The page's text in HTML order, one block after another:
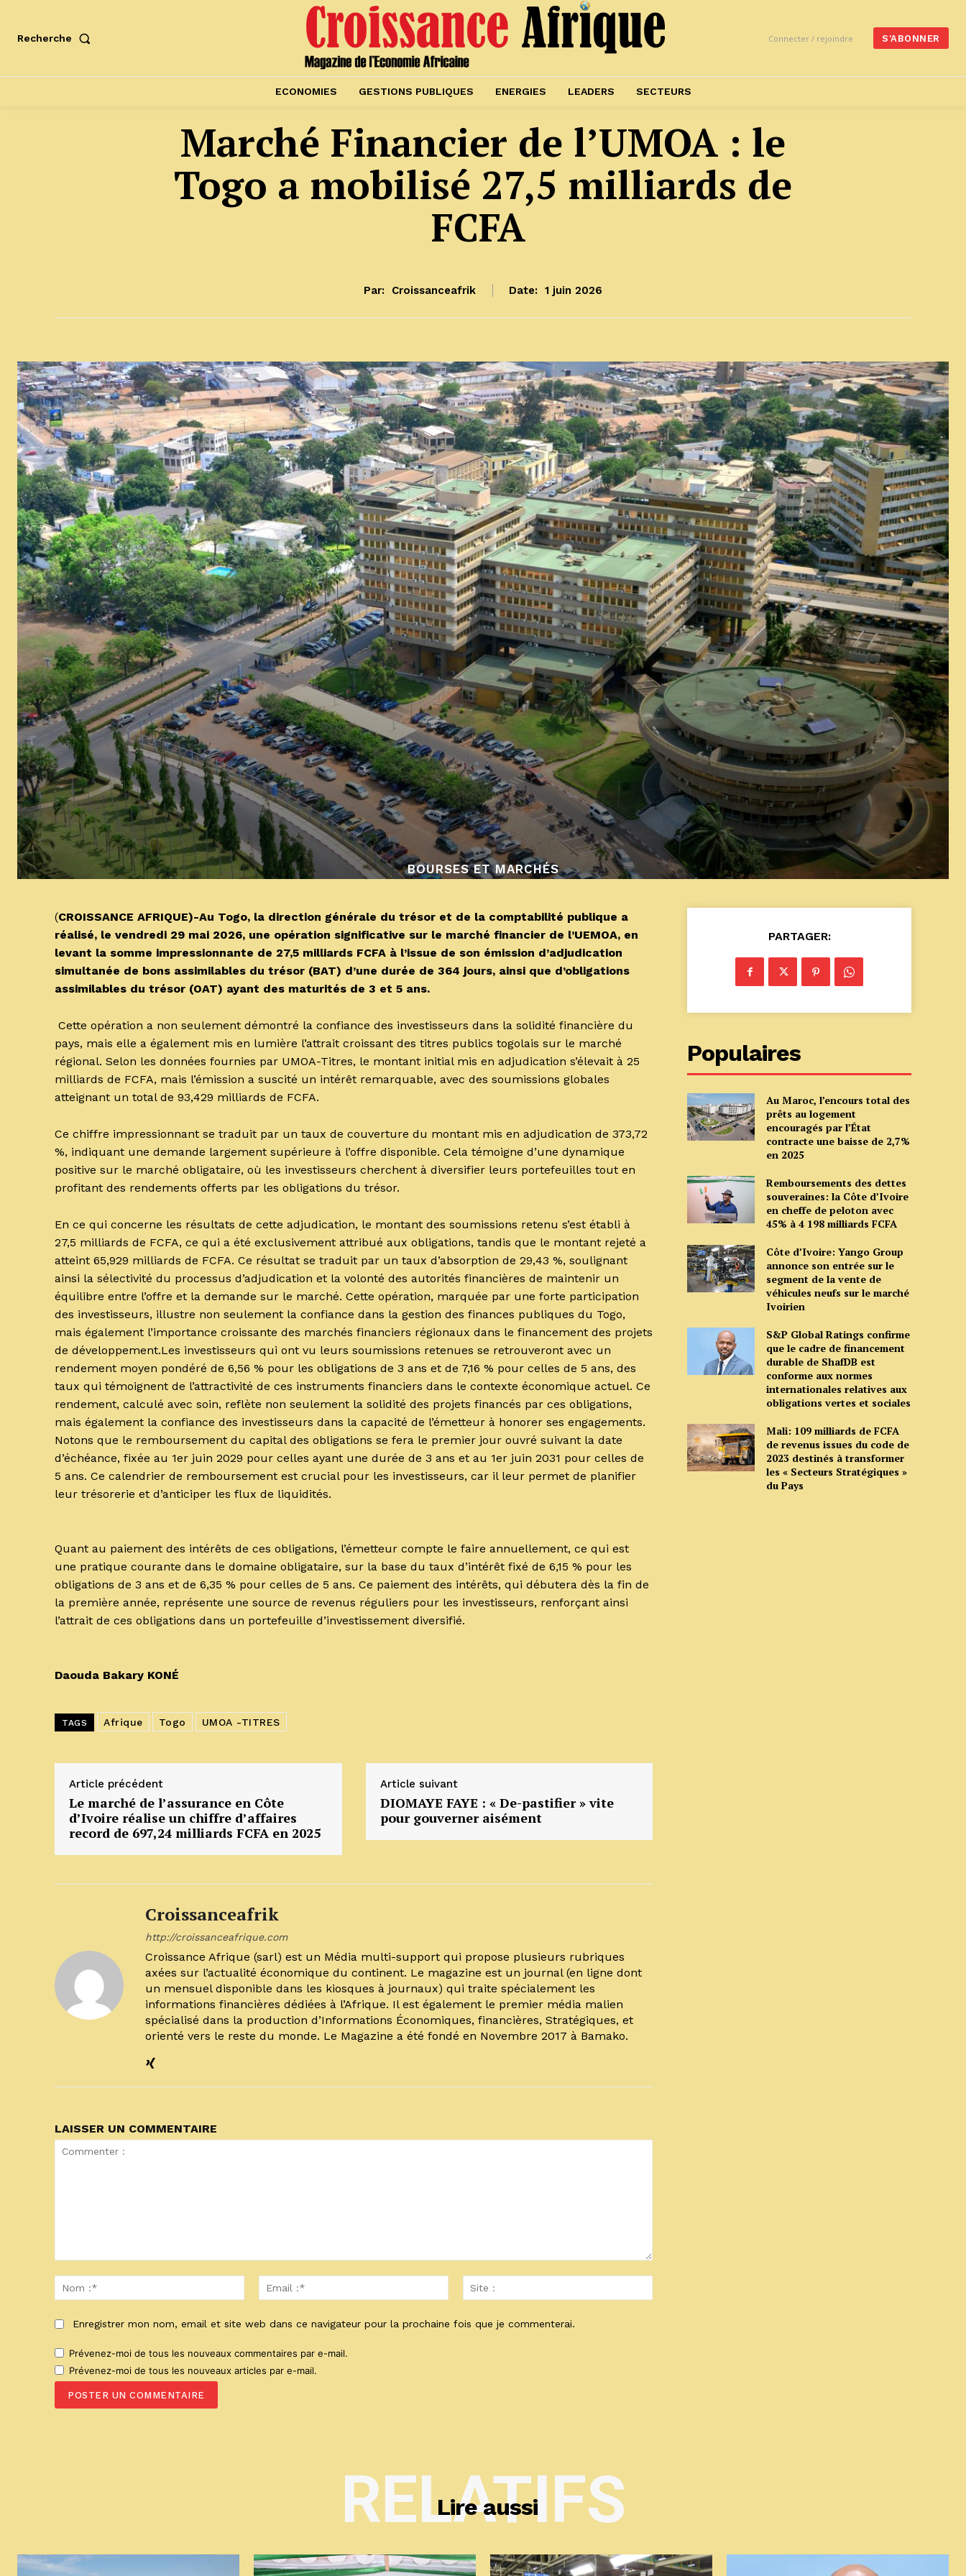
Recherche Connecter / rejoindre S'ABONNER
ECONOMIES GESTIONS PUBLIQUES ENERGIES LEADERS SECTEURS
Marché Financier de l’UMOA : le
Togo a mobilisé 27,5 milliards de
FCFA
Par: Croissanceafrik Date: 1 juin 2026
BOURSES ET MARCHÉS
(CROISSANCE AFRIQUE)-Au Togo, la direction générale du trésor et de la comptabilité publique a
réalisé, le vendredi 29 mai 2026, une opération significative sur le marché financier de l’UEMOA, en
levant la somme impressionnante de 27,5 milliards FCFA à l’issue de son émission d’adjudication
simultanée de bons assimilables du trésor (BAT) d’une durée de 364 jours, ainsi que d’obligations
assimilables du trésor (OAT) ayant des maturités de 3 et 5 ans.
Cette opération a non seulement démontré la confiance des investisseurs dans la solidité financière du
pays, mais elle a également mis en lumière l’attrait croissant des titres publics togolais sur le marché
régional. Selon les données fournies par UMOA-Titres, le montant initial mis en adjudication s’élevait à 25
milliards de FCFA, mais l’émission a suscité un intérêt remarquable, avec des soumissions globales
atteignant un total de 93,429 milliards de FCFA.
Ce chiffre impressionnant se traduit par un taux de couverture du montant mis en adjudication de 373,72
%, indiquant une demande largement supérieure à l’offre disponible. Cela témoigne d’une dynamique
positive sur le marché obligataire, où les investisseurs cherchent à diversifier leurs portefeuilles tout en
profitant des rendements offerts par les obligations du trésor.
En ce qui concerne les résultats de cette adjudication, le montant des soumissions retenu s’est établi à
27,5 milliards de FCFA, ce qui a été exclusivement attribué aux obligations, tandis que le montant rejeté a
atteint 65,929 milliards de FCFA. Ce résultat se traduit par un taux d’absorption de 29,43 %, soulignant
ainsi la sélectivité du processus d’adjudication et la volonté des autorités financières de maintenir un
équilibre entre l’offre et la demande sur le marché. Cette opération, marquée par une forte participation
des investisseurs, illustre non seulement la confiance dans la gestion des finances publiques du Togo,
mais également l’importance croissante des marchés financiers régionaux dans le financement des projets
de développement.Les investisseurs qui ont vu leurs soumissions retenues se retrouveront avec un
rendement moyen pondéré de 6,56 % pour les obligations de 3 ans et de 7,16 % pour celles de 5 ans, des
taux qui témoignent de l’attractivité de ces instruments financiers dans le contexte économique actuel. Ce
rendement, calculé avec soin, reflète non seulement la solidité des projets financés par ces obligations,
mais également la confiance des investisseurs dans la capacité de l’émetteur à honorer ses engagements.
Notons que le remboursement du capital des obligations se fera le premier jour ouvré suivant la date
d’échéance, fixée au 1er juin 2029 pour celles ayant une durée de 3 ans et au 1er juin 2031 pour celles de
5 ans. Ce calendrier de remboursement est crucial pour les investisseurs, car il leur permet de planifier
leur trésorerie et d’anticiper les flux de liquidités.
Quant au paiement des intérêts de ces obligations, l’émetteur compte le faire annuellement, ce qui est
une pratique courante dans le domaine obligataire, sur la base du taux d’intérêt fixé de 6,15 % pour les
obligations de 3 ans et de 6,35 % pour celles de 5 ans. Ce paiement des intérêts, qui débutera dès la fin de
la première année, représente une source de revenus réguliers pour les investisseurs, renforçant ainsi
l’attrait de ces obligations dans un portefeuille d’investissement diversifié.
Daouda Bakary KONÉ
TAGS Afrique Togo UMOA -TITRES
Article précédent
Le marché de l’assurance en Côte
d’Ivoire réalise un chiffre d’affaires
record de 697,24 milliards FCFA en 2025
Article suivant
DIOMAYE FAYE : « De-pastifier » vite
pour gouverner aisément
Croissanceafrik
http://croissanceafrique.com
Croissance Afrique (sarl) est un Média multi-support qui propose plusieurs rubriques
axées sur l’actualité économique du continent. Le magazine est un journal (en ligne dont
un mensuel disponible dans les kiosques à journaux) qui traite spécialement les
informations financières dédiées à l’Afrique. Il est également le premier média malien
spécialisé dans la production d’Informations Économiques, financières, Stratégiques, et
orienté vers le reste du monde. Le Magazine a été fondé en Novembre 2017 à Bamako.
LAISSER UN COMMENTAIRE
:*
Email
:*
:
Enregistrer mon nom, email et site web dans ce navigateur pour la prochaine fois que je commenterai.
Prévenez-moi de tous les nouveaux commentaires par e-mail.
Prévenez-moi de tous les nouveaux articles par e-mail.
PARTAGER:
Populaires
Au Maroc, l’encours total des
prêts au logement
encouragés par l’État
contracte une baisse de 2,7%
en 2025
Remboursements des dettes
souveraines: la Côte d’Ivoire
en cheffe de peloton avec
45% à 4 198 milliards FCFA
Côte d’Ivoire: Yango Group
annonce son entrée sur le
segment de la vente de
véhicules neufs sur le marché
Ivoirien
S&P Global Ratings confirme
que le cadre de financement
durable de ShafDB est
conforme aux normes
internationales relatives aux
obligations vertes et sociales
Mali: 109 milliards de FCFA
de revenus issues du code de
2023 destinés à transformer
les « Secteurs Stratégiques »
du Pays
Lire aussi
RELATIFS